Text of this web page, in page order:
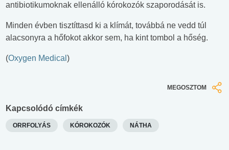
antibiotikumoknak ellenálló kórokozók szaporodását is.
Minden évben tisztíttasd ki a klímát, továbbá ne vedd túl
alacsonyra a hőfokot akkor sem, ha kint tombol a hőség.
(Oxygen Medical )
MEGOSZTOM
Kapcsolódó címkék
ORRFOLYÁS KÓROKOZÓK NÁTHA